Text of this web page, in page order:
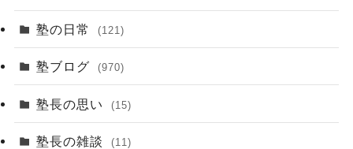
塾の日常 (121)
塾ブログ (970)
塾長の思い (15)
塾長の雑談 (11)